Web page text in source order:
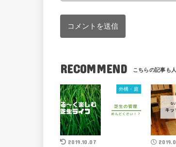
RECOMMEND
外構・庭
2019.10.07